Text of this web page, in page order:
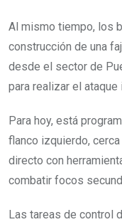
Al mismo tiempo, los
construcción de una
desde el sector de
para realizar el
Para hoy, está
flanco izquierdo,
directo con
combatir focos
Las tareas de control